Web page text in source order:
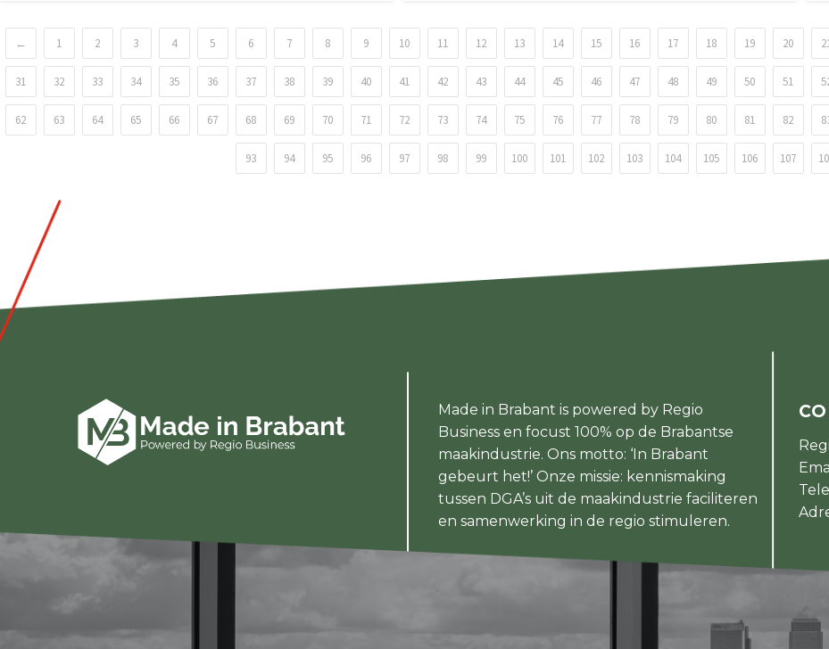
← 1 2 3 4 5 6 7 8 9 10 11 12 13 14 15 16 17 18 19 20
31 32 33 34 35 36 37 38 39 40 41 42 43 44 45 46 47 48 49 50 51
62 63 64 65 66 67 68 69 70 71 72 73 74 75 76 77 78 79 80 81 82
93 94 95 96 97 98 99 100 101 102 103 104 105 106 107
Made in Brabant is powered by Regio
Business en focust 100% op de Brabantse
maakindustrie. Ons motto: ‘In Brabant
gebeurt het!’ Onze missie: kennismaking
tussen DGA’s uit de maakindustrie faciliteren
en samenwerking in de regio stimuleren.